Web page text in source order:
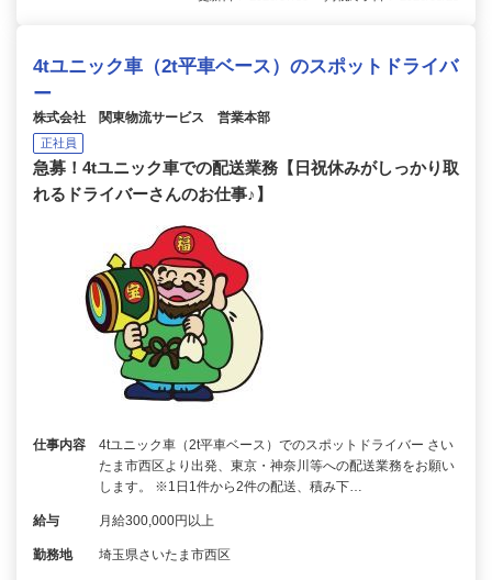
4tユニック車（2t平車ベース）のスポットドライバ
ー
株式会社 関東物流サービス 営業本部
正社員
急募！4tユニック車での配送業務【日祝休みがしっかり取
れるドライバーさんのお仕事♪】
仕事内容
4tユニック車（2t平車ベース）でのスポットドライバー さい
たま市西区より出発、東京・神奈川等への配送業務をお願い
します。 ※1日1件から2件の配送、積み下…
給与 月給300,000円以上
勤務地 埼玉県さいたま市西区